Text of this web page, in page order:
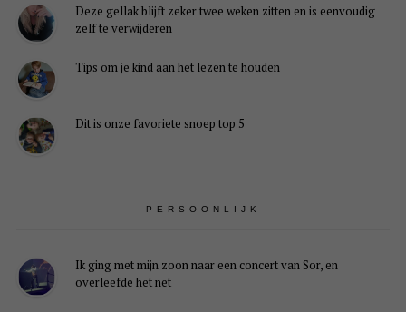
Deze gellak blijft zeker twee weken zitten en is eenvoudig
zelf te verwijderen
Tips om je kind aan het lezen te houden
Dit is onze favoriete snoep top 5
PERSOONLIJK
Ik ging met mijn zoon naar een concert van Sor, en
overleefde het net